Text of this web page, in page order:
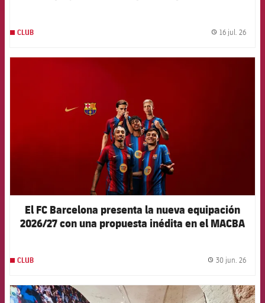
CLUB 16 jul. 26
El FC Barcelona presenta la nueva equipación
2026/27 con una propuesta inédita en el MACBA
CLUB 30 jun. 26
FCB Barcelona badge